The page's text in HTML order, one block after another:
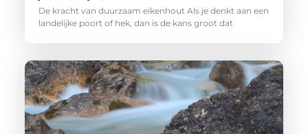
De kracht van duurzaam eikenhout Als je denkt aan een
landelijke poort of hek, dan is de kans groot dat